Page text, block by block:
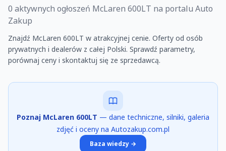
0 aktywnych ogłoszeń McLaren 600LT na portalu Auto
Zakup
Znajdź McLaren 600LT w atrakcyjnej cenie. Oferty od osób
prywatnych i dealerów z całej Polski. Sprawdź parametry,
porównaj ceny i skontaktuj się ze sprzedawcą.
Poznaj McLaren 600LT — dane techniczne, silniki, galeria
zdjęć i oceny na Autozakup.com.pl
Baza wiedzy →